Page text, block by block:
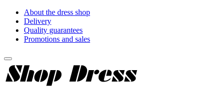
About the dress shop
Delivery
Quality guarantees
Promotions and sales